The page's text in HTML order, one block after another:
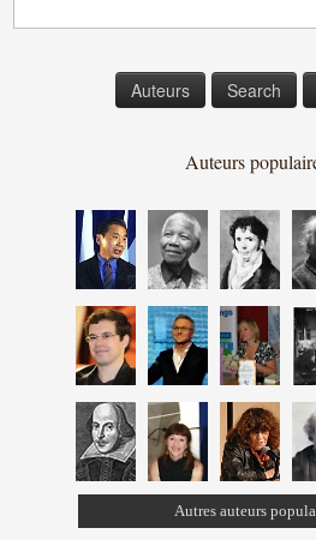
Auteurs Search
Auteurs
Autres auteurs